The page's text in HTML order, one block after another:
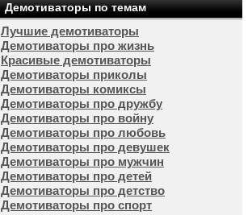
Демотиваторы по темам
Лучшие демотиваторы
Демотиваторы про жизнь
Красивые демотиваторы
Демотиваторы приколы
Демотиваторы комиксы
Демотиваторы про дружбу
Демотиваторы про войну
Демотиваторы про любовь
Демотиваторы про девушек
Демотиваторы про мужчин
Демотиваторы про детей
Демотиваторы про детство
Демотиваторы про спорт